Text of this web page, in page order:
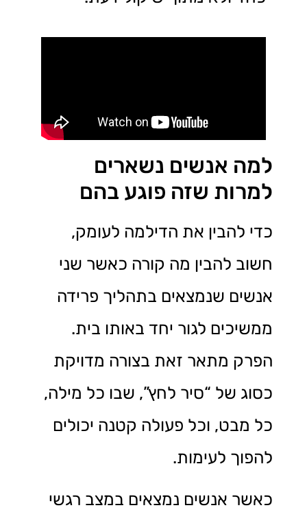
למה אנשים נשארים
למרות שזה פוגע בהם
כדי להבין את הדילמה לעומק,
חשוב להבין מה קורה כאשר שני
אנשים שנמצאים בתהליך פרידה
ממשיכים לגור יחד באותו בית.
הפרק מתאר זאת בצורה מדויקת
כסוג של “סיר לחץ”, שבו כל מילה,
כל מבט, וכל פעולה קטנה יכולים
להפוך לעימות.
כאשר אנשים נמצאים במצב רגשי